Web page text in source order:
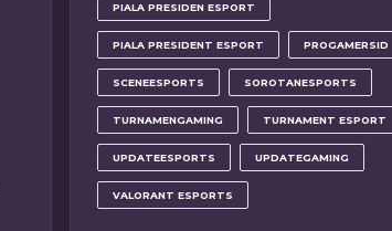
PIALA PRESIDEN ESPORT
PIALA PRESIDENT ESPORT PROGAMERSID
SCENEESPORTS SOROTANESPORTS
TURNAMENGAMING TURNAMENT ESPORT
UPDATEESPORTS UPDATEGAMING
VALORANT ESPORTS